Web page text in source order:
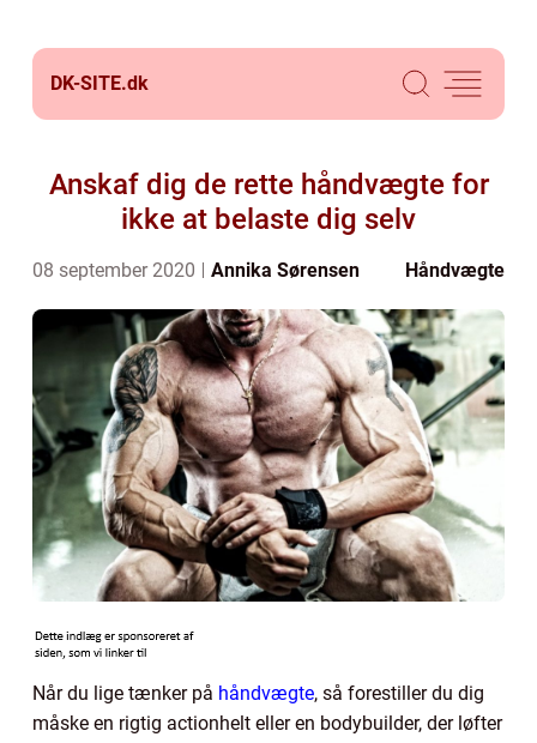
DK-SITE.dk
Anskaf dig de rette håndvægte for
ikke at belaste dig selv
08 september 2020 Annika Sørensen Håndvægte
Når du lige tænker på håndvægte, så forestiller du dig
måske en rigtig actionhelt eller en bodybuilder, der løfter